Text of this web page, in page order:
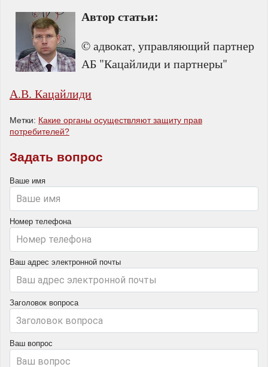
Автор статьи:
© адвокат, управляющий партнер
АБ "Кацайлиди и партнеры"
А.В. Кацайлиди
Метки: Какие органы осуществляют защиту прав
потребителей?
Задать вопрос
Ваше имя
Номер телефона
Ваш адрес электронной почты
Заголовок вопроса
Ваш вопрос